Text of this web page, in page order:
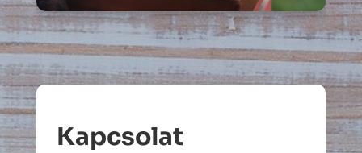
Kapcsolat